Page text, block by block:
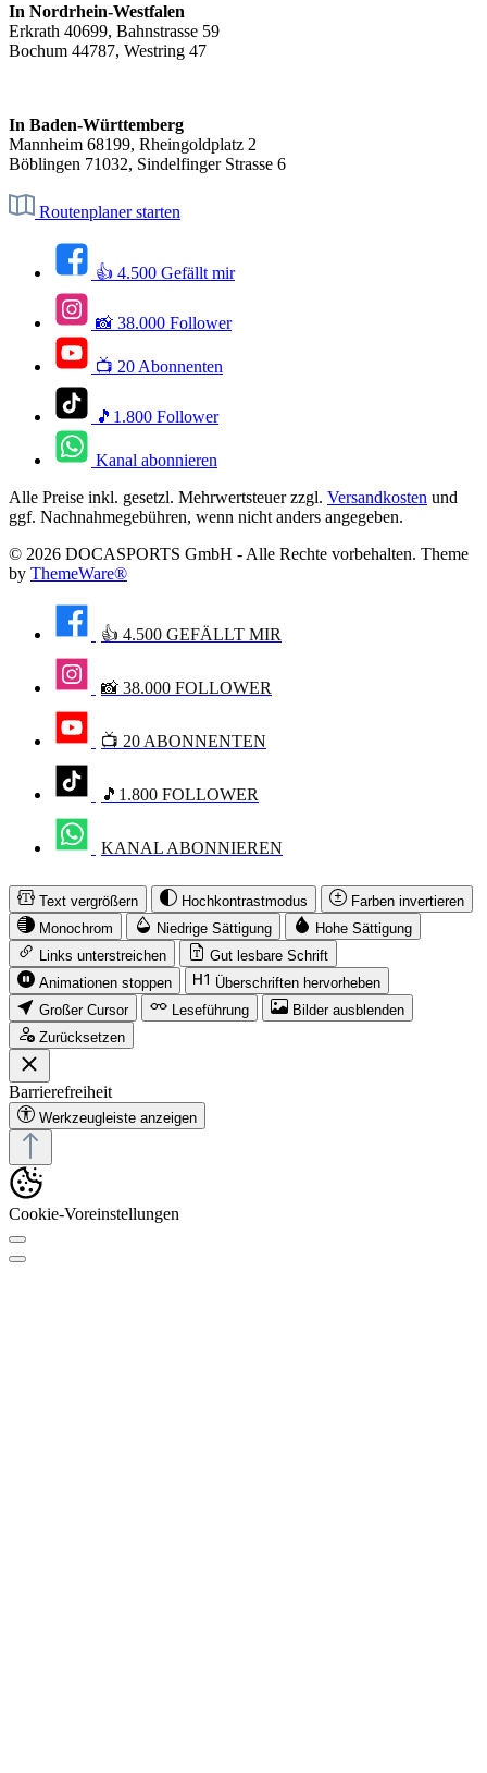
In Nordrhein-Westfalen
Erkrath 40699, Bahnstrasse 59
Bochum 44787, Westring 47
In Baden-Württemberg
Mannheim 68199, Rheingoldplatz 2
Böblingen 71032, Sindelfinger Strasse 6
Routenplaner starten
👍 4.500 Gefällt mir
📸 38.000 Follower
📺 20 Abonnenten
🎵1.800 Follower
Kanal abonnieren
Alle Preise inkl. gesetzl. Mehrwertsteuer zzgl. Versandkosten und
ggf. Nachnahmegebühren, wenn nicht anders angegeben.
© 2026 DOCASPORTS GmbH - Alle Rechte vorbehalten. Theme
by ThemeWare®
👍 4.500 GEFÄLLT MIR
📸 38.000 FOLLOWER
📺 20 ABONNENTEN
🎵1.800 FOLLOWER
KANAL ABONNIEREN
Text vergrößern Hochkontrastmodus
Farben invertieren
Monochrom
Niedrige Sättigung
Hohe Sättigung
Links unterstreichen
Gut lesbare Schrift
Animationen stoppen
Überschriften hervorheben
Großer Cursor
Leseführung
Bilder ausblenden
Zurücksetzen
Barrierefreiheit
Werkzeugleiste anzeigen
Cookie-Voreinstellungen